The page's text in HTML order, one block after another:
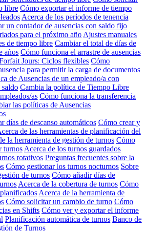
libre Cómo exportar el informe de tiempo
Acerca de los períodos de tenencia
un contador de ausencias con saldo fijo
para el próximo año Ajustes manuales
de tiempo libre Cambiar el total de días de
años Cómo funciona el arrastre de ausencias
Jours: Ciclos flexibles Cómo
para permitir la carga de documentos
de Ausencias de un empleado/a con
saldo Cambia la política de Tiempo Libre
as Cómo funciona la transferencia
las políticas de Ausencias
días de descanso automáticos Cómo crear y
de las herramientas de planificación del
la herramienta de gestión de turnos Cómo
turnos Acerca de los turnos guardados
rotativos Preguntas frecuentes sobre la
Cómo gestionar los turnos nocturnos Sobre
de turnos Cómo añadir días de
Acerca de la cobertura de turnos Cómo
Acerca de la herramienta de
Cómo solicitar un cambio de turno Cómo
en Shifts Cómo ver y exportar el informe
Planificación automática de turnos Banco de
de Turnos